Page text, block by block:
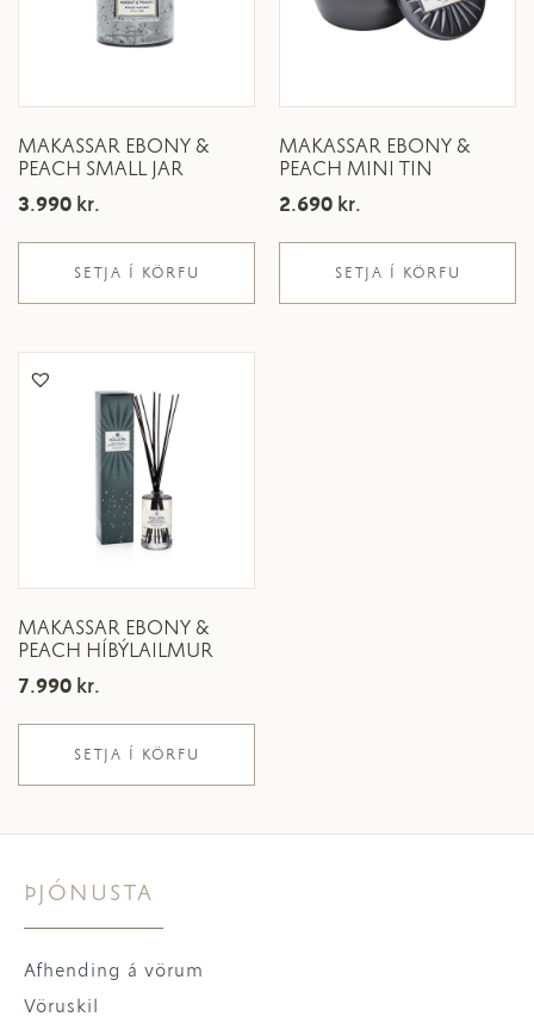
MAKASSAR EBONY &
PEACH SMALL JAR
3.990 kr.
SETJA Í KÖRFU
MAKASSAR EBONY &
PEACH MINI TIN
2.690 kr.
SETJA Í KÖRFU
MAKASSAR EBONY &
PEACH HÍBÝLAILMUR
7.990 kr.
SETJA Í KÖRFU
ÞJÓNUSTA
Afhending á vörum
Vöruskil